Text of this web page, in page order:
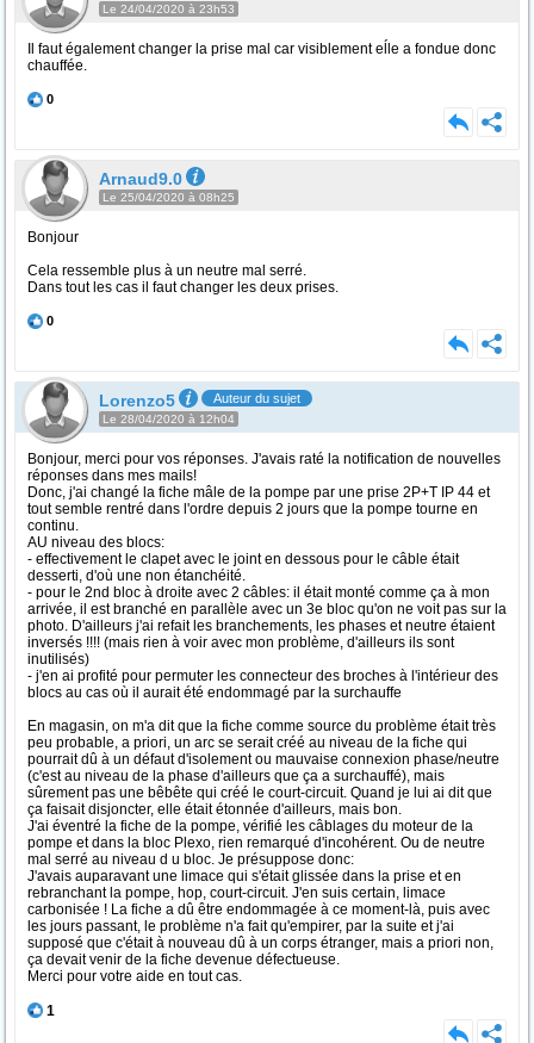
Le 24/04/2020 à 23h53
Il faut également changer la prise mal car visiblement eĺle a fondue donc
chauffée.
0
Arnaud9.0
Le 25/04/2020 à 08h25
Bonjour
Cela ressemble plus à un neutre mal serré.
Dans tout les cas il faut changer les deux prises.
0
Lorenzo5 Auteur du sujet
Le 28/04/2020 à 12h04
Bonjour, merci pour vos réponses. J'avais raté la notification de nouvelles
réponses dans mes mails!
Donc, j'ai changé la fiche mâle de la pompe par une prise 2P+T IP 44 et
tout semble rentré dans l'ordre depuis 2 jours que la pompe tourne en
continu.
AU niveau des blocs:
- effectivement le clapet avec le joint en dessous pour le câble était
desserti, d'où une non étanchéité.
- pour le 2nd bloc à droite avec 2 câbles: il était monté comme ça à mon
arrivée, il est branché en parallèle avec un 3e bloc qu'on ne voit pas sur la
photo. D'ailleurs j'ai refait les branchements, les phases et neutre étaient
inversés !!!! (mais rien à voir avec mon problème, d'ailleurs ils sont
inutilisés)
- j'en ai profité pour permuter les connecteur des broches à l'intérieur des
blocs au cas où il aurait été endommagé par la surchauffe
En magasin, on m'a dit que la fiche comme source du problème était très
peu probable, a priori, un arc se serait créé au niveau de la fiche qui
pourrait dû à un défaut d'isolement ou mauvaise connexion phase/neutre
(c'est au niveau de la phase d'ailleurs que ça a surchauffé), mais
sûrement pas une bêbête qui créé le court-circuit. Quand je lui ai dit que
ça faisait disjoncter, elle était étonnée d'ailleurs, mais bon.
J'ai éventré la fiche de la pompe, vérifié les câblages du moteur de la
pompe et dans la bloc Plexo, rien remarqué d'incohérent. Ou de neutre
mal serré au niveau d u bloc. Je présuppose donc:
J'avais auparavant une limace qui s'était glissée dans la prise et en
rebranchant la pompe, hop, court-circuit. J'en suis certain, limace
carbonisée ! La fiche a dû être endommagée à ce moment-là, puis avec
les jours passant, le problème n'a fait qu'empirer, par la suite et j'ai
supposé que c'était à nouveau dû à un corps étranger, mais a priori non,
ça devait venir de la fiche devenue défectueuse.
Merci pour votre aide en tout cas.
1